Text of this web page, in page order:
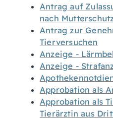
Antrag auf
nach
Antrag zur
Tierversuchen
Anzeige -
Anzeige -
Approbation als
Approbation als
Tierärztin aus